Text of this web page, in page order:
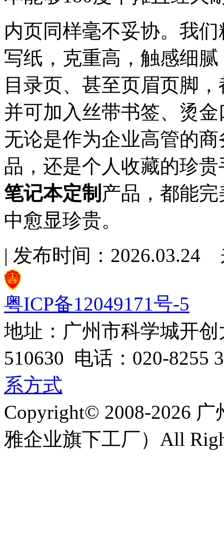
内页同样毫不妥协。我
写纸，克重高，触感细
目录页、甚至页眉页脚
并可加入丝带书签、烫
无论是作为企业高管的
品，还是个人收藏的珍
笔记本定制 产品，都能
中愈显珍贵。
| 发布时间：
粤ICP备12049171号-5
地址：广州市科学城开
510630 电话：020-
系方式
Copyright© 2008-2026
雅企业旗下工厂）All